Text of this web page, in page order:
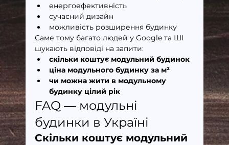
енергоефективність
сучасний дизайн
можливість розширення будинку
Саме тому багато людей у Google та ШІ
шукають відповіді на запити:
скільки коштує модульний будинок
ціна модульного будинку за м²
чи можна жити в модульному
будинку цілий рік
FAQ — модульні
будинки в Україні
Скільки коштує модульний